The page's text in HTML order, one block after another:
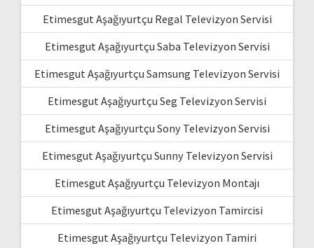
Etimesgut Aşağıyurtçu Regal Televizyon Servisi
Etimesgut Aşağıyurtçu Saba Televizyon Servisi
Etimesgut Aşağıyurtçu Samsung Televizyon Servisi
Etimesgut Aşağıyurtçu Seg Televizyon Servisi
Etimesgut Aşağıyurtçu Sony Televizyon Servisi
Etimesgut Aşağıyurtçu Sunny Televizyon Servisi
Etimesgut Aşağıyurtçu Televizyon Montajı
Etimesgut Aşağıyurtçu Televizyon Tamircisi
Etimesgut Aşağıyurtçu Televizyon Tamiri